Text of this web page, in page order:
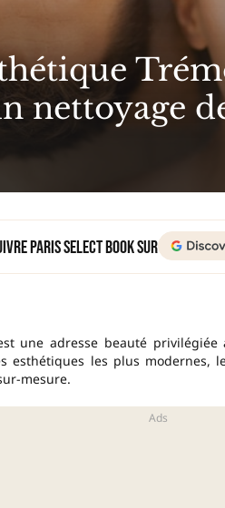
nettoyage
Paris Select Book sur
une adresse beauté
esthétiques les plus modernes,
mesure.